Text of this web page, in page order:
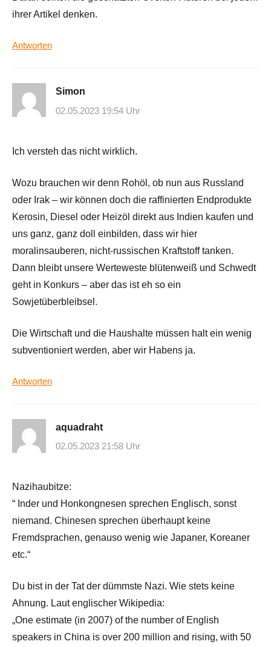
ihrer Artikel denken.
Antworten
Simon
02.05.2023 19:54 Uhr
Ich versteh das nicht wirklich.
Wozu brauchen wir denn Rohöl, ob nun aus Russland
oder Irak – wir können doch die raffinierten Endprodukte
Kerosin, Diesel oder Heizöl direkt aus Indien kaufen und
uns ganz, ganz doll einbilden, dass wir hier
moralinsauberen, nicht-russischen Kraftstoff tanken.
Dann bleibt unsere Werteweste blütenweiß und Schwedt
geht in Konkurs – aber das ist eh so ein
Sowjetüberbleibsel.
Die Wirtschaft und die Haushalte müssen halt ein wenig
subventioniert werden, aber wir Habens ja.
Antworten
aquadraht
02.05.2023 21:58 Uhr
Nazihaubitze:
“ Inder und Honkongnesen sprechen Englisch, sonst
niemand. Chinesen sprechen überhaupt keine
Fremdsprachen, genauso wenig wie Japaner, Koreaner
etc.“
Du bist in der Tat der dümmste Nazi. Wie stets keine
Ahnung. Laut englischer Wikipedia:
„One estimate (in 2007) of the number of English
speakers in China is over 200 million and rising, with 50